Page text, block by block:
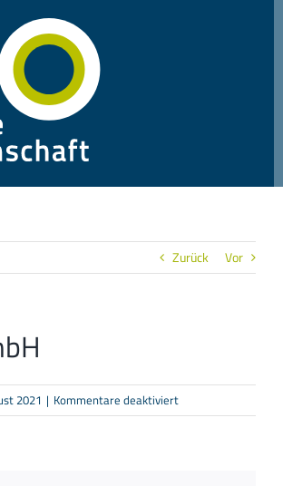
Zurück Vor
2021 | Kommentare deaktiviertfür
May